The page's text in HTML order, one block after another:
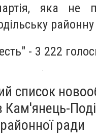
яка не
районну
- 3 222
список
Кам'янець-
районної ради